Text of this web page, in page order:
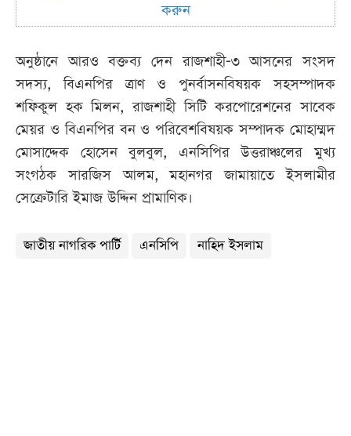
করুন
অনুষ্ঠানে আরও বক্তব্য দেন রাজশাহী-৩ আসনের সংসদ
সদস্য, বিএনপির ত্রাণ ও পুনর্বাসনবিষয়ক সহসম্পাদক
শফিকুল হক মিলন, রাজশাহী সিটি করপোরেশনের সাবেক
মেয়র ও বিএনপির বন ও পরিবেশবিষয়ক সম্পাদক মোহাম্মদ
মোসাদ্দেক হোসেন বুলবুল, এনসিপির উত্তরাঞ্চলের মুখ্য
সংগঠক সারজিস আলম, মহানগর জামায়াতে ইসলামীর
সেক্রেটারি ইমাজ উদ্দিন প্রামাণিক।
জাতীয় নাগরিক পার্টি এনসিপি নাহিদ ইসলাম